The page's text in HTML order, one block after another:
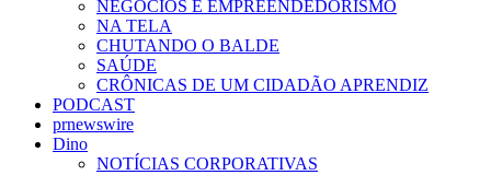
NEGÓCIOS E EMPREENDEDORISMO
NA TELA
CHUTANDO O BALDE
SAÚDE
CRÔNICAS DE UM CIDADÃO APRENDIZ
PODCAST
prnewswire
Dino
NOTÍCIAS CORPORATIVAS